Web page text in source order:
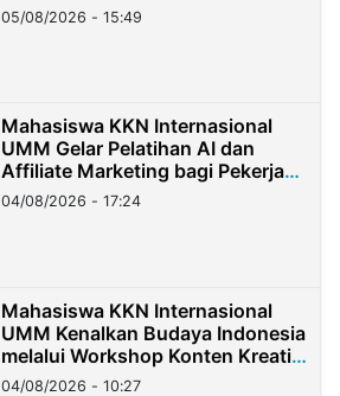
05/08/2026 - 15:49
Mahasiswa KKN Internasional
UMM Gelar Pelatihan AI dan
Affiliate Marketing bagi Pekerja
Migran Indonesia di Taiwan
04/08/2026 - 17:24
Mahasiswa KKN Internasional
UMM Kenalkan Budaya Indonesia
melalui Workshop Konten Kreatif
di Taiwan
04/08/2026 - 10:27